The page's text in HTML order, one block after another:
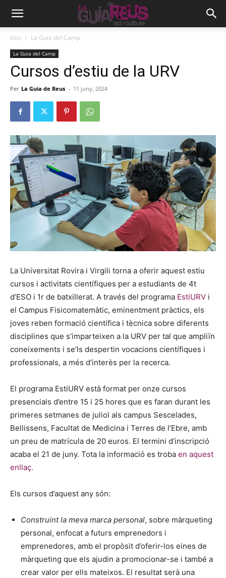
Inici La Guia del Camp
La Guia del Camp
Cursos d’estiu de la URV
Per La Guia de Reus - 11 juny, 2024
La Universitat Rovira i Virgili torna a oferir aquest estiu
cursos i activitats científiques per a estudiants de 4t
d’ESO i 1r de batxillerat. A través del programa EstiURV i
el Campus Fisicomatemàtic, eminentment pràctics, els
joves reben formació científica i tècnica sobre diferents
disciplines que s’imparteixen a la URV per tal que ampliïn
coneixements i se’ls despertin vocacions científiques i
professionals, a més d’interès per la recerca.
El programa EstiURV està format per onze cursos
presencials d’entre 15 i 25 hores que es faran durant les
primeres setmanes de juliol als campus Sescelades,
Bellissens, Facultat de Medicina i Terres de l’Ebre, amb
un preu de matrícula de 20 euros. El termini d’inscripció
acaba el 21 de juny. Tota la informació es troba en aquest
enllaç.
Els cursos d’aquest any són:
Construint la meva marca personal, sobre màrqueting
personal, enfocat a futurs emprenedors i
emprenedores, amb el propòsit d’oferir-los eines de
màrqueting que els ajudin a promocionar-se i també a
crear valor per ells mateixos. El resultat serà una